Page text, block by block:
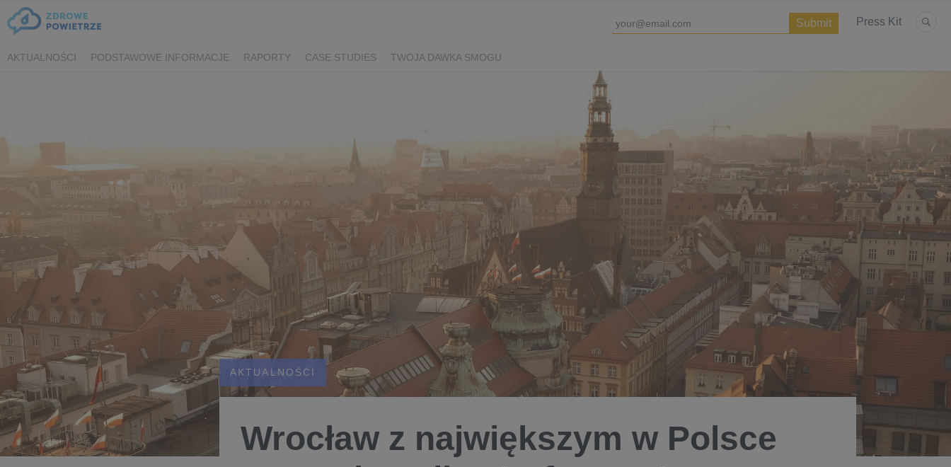
Press Kit
AKTUALNOŚCI PODSTAWOWE INFORMACJE RAPORTY CASE STUDIES TWOJA DAWKA SMOGU
AKTUALNOŚCI
Wrocław z największym w Polsce